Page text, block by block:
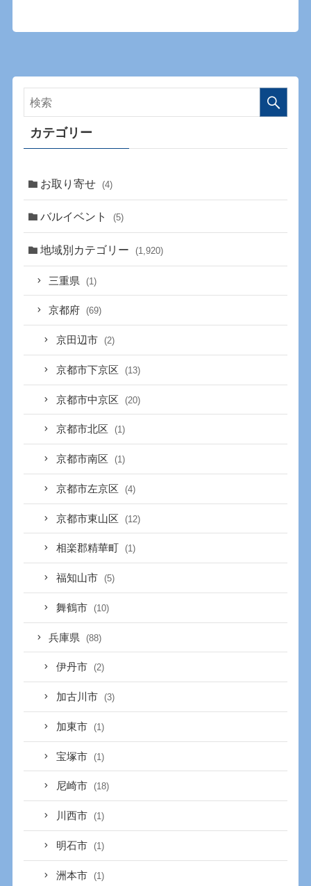
カテゴリー
お取り寄せ (4)
バルイベント (5)
地域別カテゴリー (1,920)
三重県 (1)
京都府 (69)
京田辺市 (2)
京都市下京区 (13)
京都市中京区 (20)
京都市北区 (1)
京都市南区 (1)
京都市左京区 (4)
京都市東山区 (12)
相楽郡精華町 (1)
福知山市 (5)
舞鶴市 (10)
兵庫県 (88)
伊丹市 (2)
加古川市 (3)
加東市 (1)
宝塚市 (1)
尼崎市 (18)
川西市 (1)
明石市 (1)
洲本市 (1)